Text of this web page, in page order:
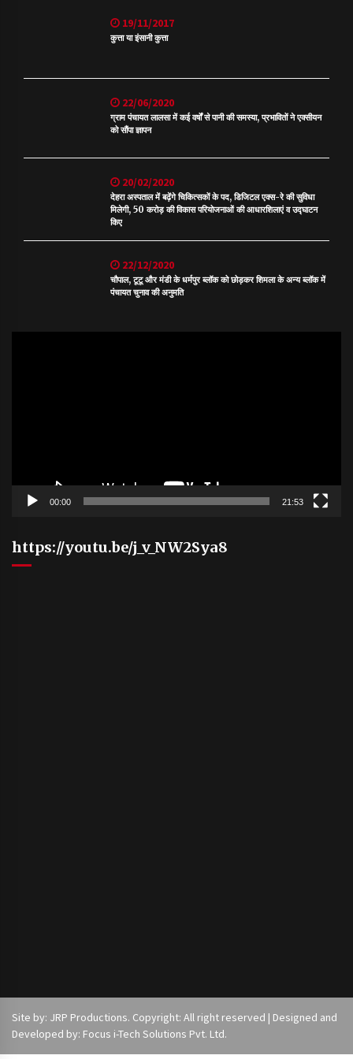
19/11/2017
कुत्ता या इंसानी कुत्ता
22/06/2020
ग्राम पंचायत लालसा में कई वर्षों से पानी की समस्या, प्रभावितों ने एक्सीयन
को सौंपा ज्ञापन
20/02/2020
देहरा अस्पताल में बढ़ेंगे चिकित्सकों के पद, डिजिटल एक्स-रे की सुविधा
मिलेगी, 50 करोड़ की विकास परियोजनाओं की आधारशिलाएं व उद्घाटन
किए
22/12/2020
चौपाल, टूटू और मंडी के धर्मपुर ब्लॉक को छोड़कर शिमला के अन्य ब्लॉक में
पंचायत चुनाव की अनुमति
00:00 21:53
https://youtu.be/j_v_NW2Sya8
Site by: JRP Productions. Copyright: All right reserved | Designed and
Developed by: Focus i-Tech Solutions Pvt. Ltd.